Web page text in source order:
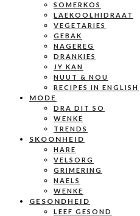
SOMERKOS
LAEKOOLHIDRAAT
VEGETARIES
GEBAK
NAGEREG
DRANKIES
JY KAN
NUUT & NOU
RECIPES IN ENGLISH
MODE
DRA DIT SO
WENKE
TRENDS
SKOONHEID
HARE
VELSORG
GRIMERING
NAELS
WENKE
GESONDHEID
LEEF GESOND